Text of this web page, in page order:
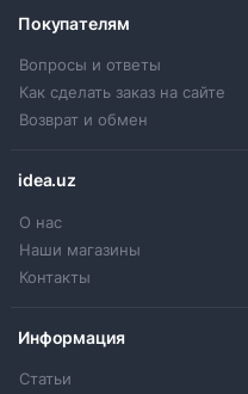
Покупателям
Вопросы и ответы
Как сделать заказ на сайте
Возврат и обмен
idea.uz
О нас
Наши магазины
Контакты
Информация
Статьи